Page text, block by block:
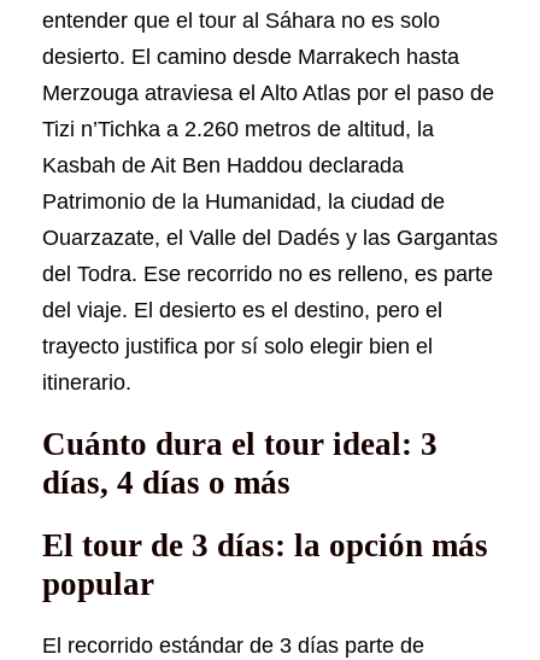
entender que el tour al Sáhara no es solo
desierto. El camino desde Marrakech hasta
Merzouga atraviesa el Alto Atlas por el paso de
Tizi n’Tichka a 2.260 metros de altitud, la
Kasbah de Ait Ben Haddou declarada
Patrimonio de la Humanidad, la ciudad de
Ouarzazate, el Valle del Dadés y las Gargantas
del Todra. Ese recorrido no es relleno, es parte
del viaje. El desierto es el destino, pero el
trayecto justifica por sí solo elegir bien el
itinerario.
Cuánto dura el tour ideal: 3
días, 4 días o más
El tour de 3 días: la opción más
popular
El recorrido estándar de 3 días parte de